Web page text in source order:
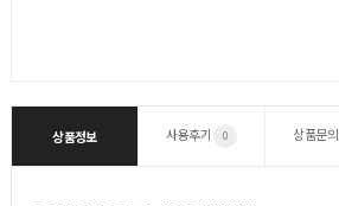
상품정보 사용후기 0 상품문의